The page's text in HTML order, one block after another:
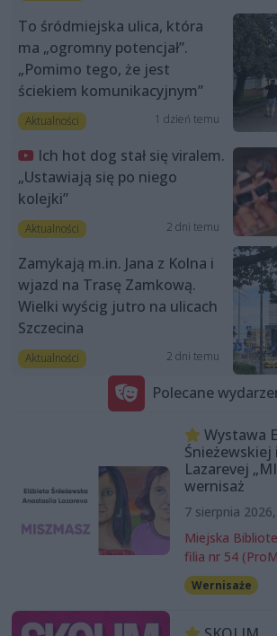
To śródmiejska ulica, która
ma „ogromny potencjał”.
„Pomimo tego, że jest
ściekiem komunikacyjnym”
Aktualności 1 dzień temu
Ich hot dog stał się viralem.
„Ustawiają się po niego
kolejki”
Aktualności 2 dni temu
Zamykają m.in. Jana z Kolna i
wjazd na Trasę Zamkową.
Wielki wyścig jutro na ulicach
Szczecina
Aktualności 2 dni temu
Polecane
Wystawa
Śnieżewskiej
Lazarevej
wernisaż
7 sierpnia
Miejska
filia nr 54
Wernisaże